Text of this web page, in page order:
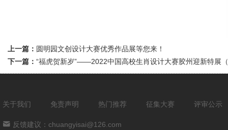
上一篇： 圆明园文创设计大赛优秀作品展等您来！
下一篇： “福虎贺新岁”——2022中国高校生肖设计大赛胶州迎新特展
关于我们 免责声明 热门推荐 征集大赛 评审公示
反馈建议：chuangyisai@126.com